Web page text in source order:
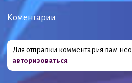
Коментарии
Для отправки комментария вам
авторизоваться.